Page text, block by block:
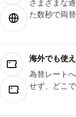
さまざまな
た数秒で両
海外でも使
為替レート
せず、どこ